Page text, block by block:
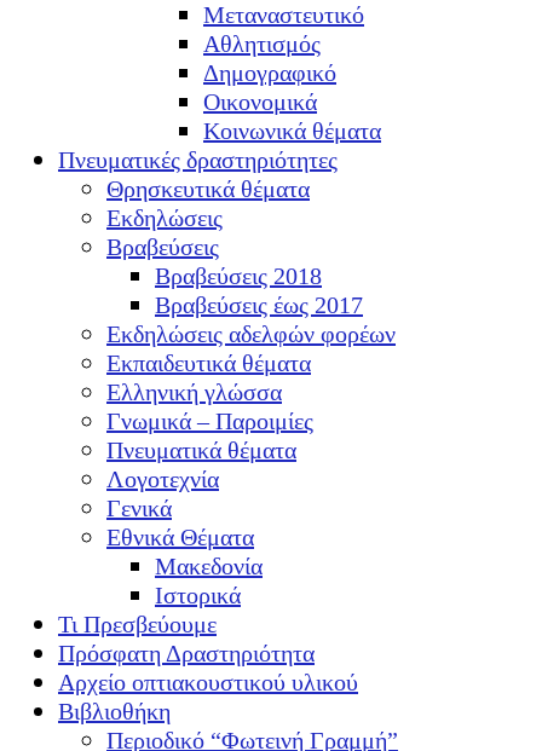
Μεταναστευτικό
Αθλητισμός
Δημογραφικό
Οικονομικά
Κοινωνικά θέματα
Πνευματικές δραστηριότητες
Θρησκευτικά θέματα
Εκδηλώσεις
Βραβεύσεις
Βραβεύσεις 2018
Βραβεύσεις έως 2017
Εκδηλώσεις αδελφών φορέων
Εκπαιδευτικά θέματα
Ελληνική γλώσσα
Γνωμικά – Παροιμίες
Πνευματικά θέματα
Λογοτεχνία
Γενικά
Εθνικά Θέματα
Μακεδονία
Ιστορικά
Τι Πρεσβεύουμε
Πρόσφατη Δραστηριότητα
Αρχείο οπτιακουστικού υλικού
Βιβλιοθήκη
Περιοδικό “Φωτεινή Γραμμή”